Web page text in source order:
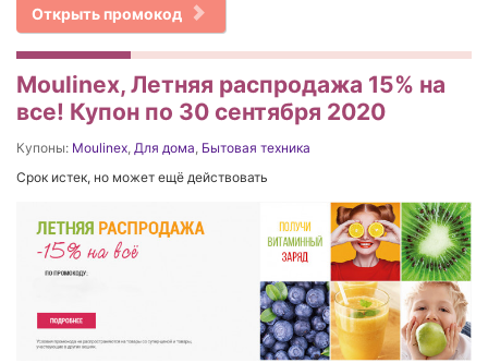
Открыть промокод
Moulinex, Летняя распродажа 15% на
все! Купон по 30 сентября 2020
Купоны: Moulinex Для дома Бытовая техника
Срок истек, но может ещё действовать